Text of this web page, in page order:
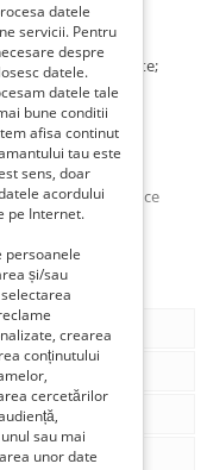
"la gri" semifinisate;
2023 -DIRECT
destinatie,la zece
camere,
o compartimentare
dressing, bucatarie
o baie generoasă,cate un
două balcoane
noi,la prima
dotate cu ușă metalică la
PVC cu cinci
datele
servicii. Pentru
despre
datele.
datele tale
bune conditii
afisa continut
tau este
sens, doar
acordului
pe Internet.
persoanele
și/sau
crearea
conținutului
cercetărilor
sau mai
unor date